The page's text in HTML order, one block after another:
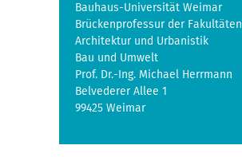
Bauhaus-Universität Weimar
Brückenprofessur der Fakultäten
Architektur und Urbanistik
Bau und Umwelt
Prof. Dr.-Ing. Michael Herrmann
Belvederer Allee 1
99425 Weimar